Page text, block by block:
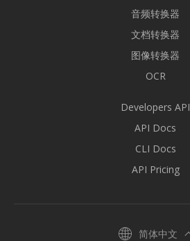
音频转换器
文档转换器
图像转换器
OCR
Developers API
API Docs
CLI Docs
API Pricing
简体中文